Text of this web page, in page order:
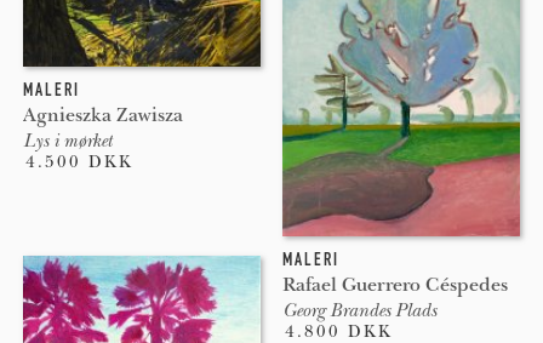
MALERI
Agnieszka Zawisza
Lys i mørket
4.500 DKK
MALERI
Rafael Guerrero Céspedes
Georg Brandes Plads
4.800 DKK